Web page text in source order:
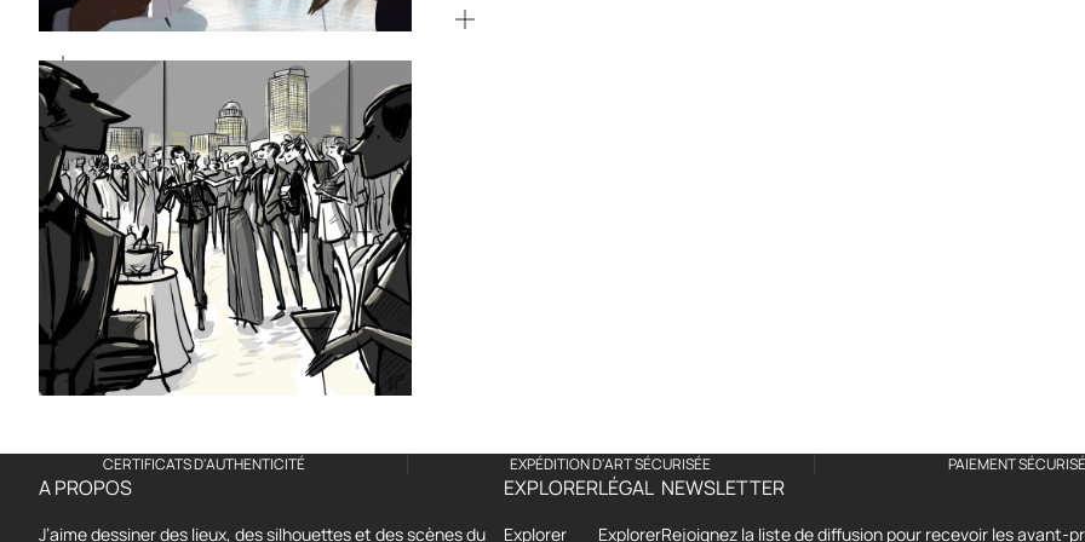
SUR
L'IMAGE
L'IMAGE
CERTIFICATS D'AUTHENTICITÉ EXPÉDITION D'ART SÉCURISÉE PAIEMENT SÉCURISÉ
A PROPOS
J’aime dessiner des lieux, des silhouettes et des scènes du
EXPLORER
Explorer
LÉGAL
Explorer
NEWSLETTER
Rejoignez la liste de diffusion pour recevoir les avant-